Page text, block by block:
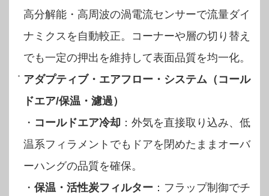
高分解能・高周波の渦電流センサーで流量ダイ
ナミクスを自動較正。コーナーや層の切り替え
でも一定の押出を維持して表面品質を均一化。
アダプティブ・エアフロー・システム（コール
ドエア/保温・濾過）
・ コールドエア冷却 ：外気を直接取り込み、低
温系フィラメントでもドアを閉めたままオーバ
ーハングの品質を確保。
・ 保温・活性炭フィルター ：フラップ制御でチ